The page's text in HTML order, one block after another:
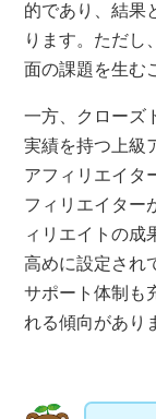
的であり、結果
ります。ただし
面の課題を生む
一方、クローズ
実績を持つ上級
アフィリエイタ
フィリエイター
ィリエイトの成
高めに設定され
サポート体制も
れる傾向があり